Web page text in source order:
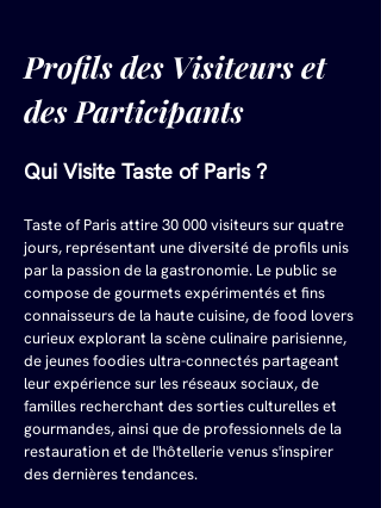
Profils des Visiteurs et
des Participants
Qui Visite Taste of Paris ?
Taste of Paris attire 30 000 visiteurs sur quatre
jours, représentant une diversité de profils unis
par la passion de la gastronomie. Le public se
compose de gourmets expérimentés et fins
connaisseurs de la haute cuisine, de food lovers
curieux explorant la scène culinaire parisienne,
de jeunes foodies ultra-connectés partageant
leur expérience sur les réseaux sociaux, de
familles recherchant des sorties culturelles et
gourmandes, ainsi que de professionnels de la
restauration et de l'hôtellerie venus s'inspirer
des dernières tendances.